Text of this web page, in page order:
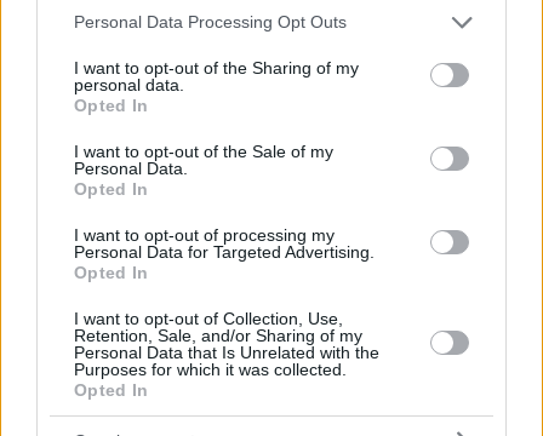
Please note that this website/app uses one or more Google
not limited to your visit or usage behaviour. You may click to
grant or deny consent to Google and its third-party tags to
use your data for below specified purposes in below Google
consent section.
Personal Data Processing Opt Outs
I want to opt-out of the Sharing of my
personal data.
Opted In
I want to opt-out of the Sale of my
Personal Data.
Opted In
I want to opt-out of processing my
Personal Data for Targeted Advertising.
Opted In
I want to opt-out of Collection, Use,
Retention, Sale, and/or Sharing of my
Personal Data that Is Unrelated with the
Purposes for which it was collected.
Opted In
knospenstig # Liste #tourismus #umfrage
Leave a Reply
Your email address will not be published.
*
*
Add Comment*